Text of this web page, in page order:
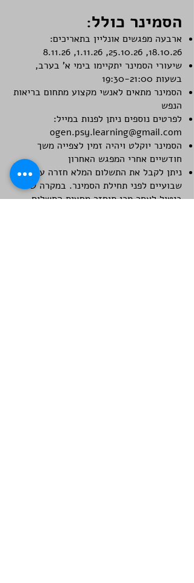
הסמינר כולל:
ארבעה מפגשים אונליין בתאריכים:
18.10.26, 25.10.26, 1.11.26, 8.11.26
שיעורי הסמינר יתקיימו בימי א' בערב,
בשעות 19:30-21:00
הסמינר מתאים לאנשי מקצוע מתחום בריאות
הנפש
לפרטים נוספים ניתן לפנות במייל:
ogen.psy.learning@gmail.com
הסמינר יוקלט ויהיה זמין לצפייה משך
חודשיים אחרי המפגש האחרון
ניתן לקבל את התשלום המלא חזרה עד
שבועיים לפני תחילת הסמינר. במקרה של
ביטול לאחר מכן תוחזר מחצית התשלום.